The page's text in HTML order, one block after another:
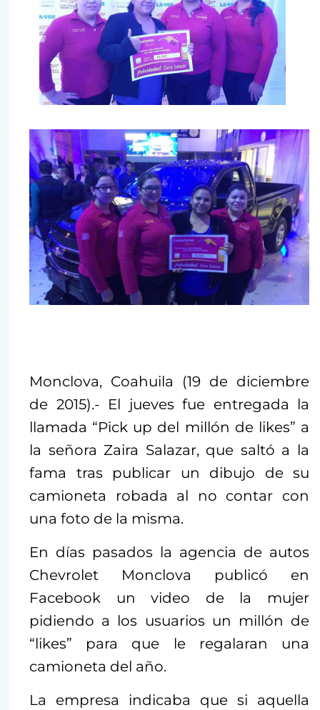
Monclova, Coahuila (19 de diciembre
de 2015).- El jueves fue entregada la
llamada “Pick up del millón de likes” a
la señora Zaira Salazar, que saltó a la
fama tras publicar un dibujo de su
camioneta robada al no contar con
una foto de la misma.
En días pasados la agencia de autos
Chevrolet Monclova publicó en
Facebook un video de la mujer
pidiendo a los usuarios un millón de
“likes” para que le regalaran una
camioneta del año.
La empresa indicaba que si aquella